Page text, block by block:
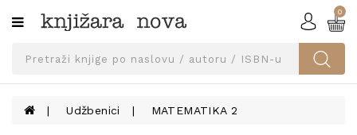
Kategorije
SVEUČILIŠNA
UDŽBENICI
0
Udžbenici MATEMATIKA 2